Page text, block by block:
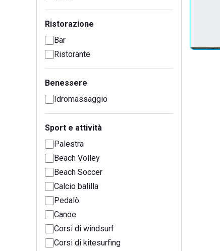
Ristorazione
Bar
Ristorante
Benessere
Idromassaggio
Sport e attività
Palestra
Beach Volley
Beach Soccer
Calcio balilla
Pedalò
Canoe
Corsi di windsurf
Corsi di kitesurfing